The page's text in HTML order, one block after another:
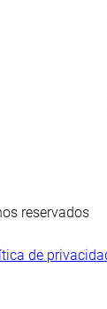
reservados
de